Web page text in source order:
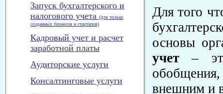
Запуск бухгалтерского и
налогового учета (для только
созданных бизнесов и стартапов)
Кадровый учет и расчет
заработной платы
Аудиторские услуги
Консалтинговые услуги
Для того
основы
учет –
внешним и